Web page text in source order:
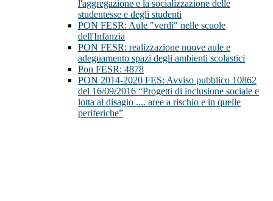
l'aggregazione e la socializzazione delle
studentesse e degli studenti
PON FESR: Aule "verdi" nelle scuole
dell'Infanzia
PON FESR: realizzazione nuove aule e
adeguamento spazi degli ambienti scolastici
Pon FESR: 4878
PON 2014-2020 FES: Avviso pubblico 10862
del 16/09/2016 “Progetti di inclusione sociale e
lotta al disagio .... aree a rischio e in quelle
periferiche”